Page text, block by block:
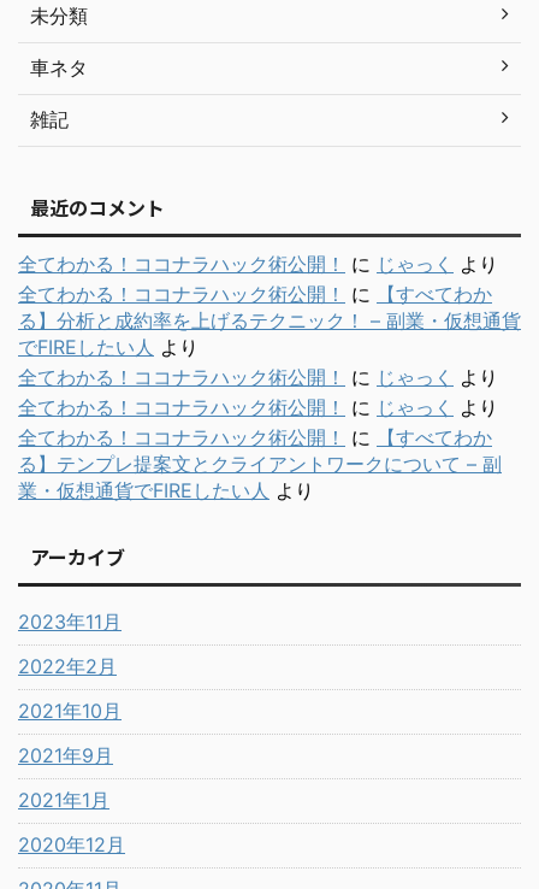
未分類
車ネタ
雑記
最近のコメント
全てわかる！ココナラハック術公開！ に じゃっく
より
全てわかる！ココナラハック術公開！
に
【すべてわか
る】分析と成約率を上げるテクニック！ – 副業・仮想通貨
でFIREしたい人 より
全てわかる！ココナラハック術公開！
に じゃっく
より
全てわかる！ココナラハック術公開！
に じゃっく
より
全てわかる！ココナラハック術公開！
に
【すべてわか
る】テンプレ提案文とクライアントワークについて – 副
業・仮想通貨でFIREしたい人 より
アーカイブ
2023年11月
2022年2月
2021年10月
2021年9月
2021年1月
2020年12月